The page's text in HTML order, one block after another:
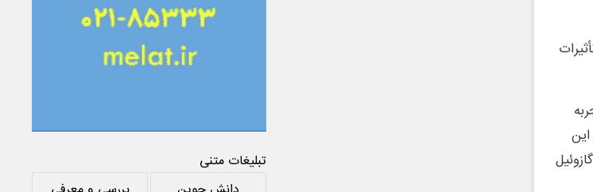
تبلیغات متنی